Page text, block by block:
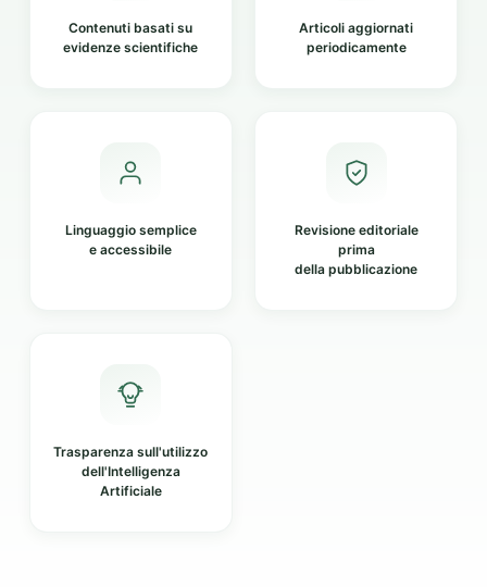
Contenuti basati su
evidenze scientifiche
Articoli aggiornati
periodicamente
Linguaggio semplice
e accessibile
Revisione editoriale
prima
della pubblicazione
Trasparenza sull'utilizzo
dell'Intelligenza
Artificiale